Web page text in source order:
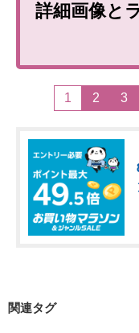
詳細画像と
1 2 3
関連タグ